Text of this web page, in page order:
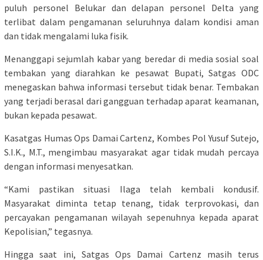
puluh personel Belukar dan delapan personel Delta yang
terlibat dalam pengamanan seluruhnya dalam kondisi aman
dan tidak mengalami luka fisik.
Menanggapi sejumlah kabar yang beredar di media sosial soal
tembakan yang diarahkan ke pesawat Bupati, Satgas ODC
menegaskan bahwa informasi tersebut tidak benar. Tembakan
yang terjadi berasal dari gangguan terhadap aparat keamanan,
bukan kepada pesawat.
Kasatgas Humas Ops Damai Cartenz, Kombes Pol Yusuf Sutejo,
S.I.K., M.T., mengimbau masyarakat agar tidak mudah percaya
dengan informasi menyesatkan.
“Kami pastikan situasi Ilaga telah kembali kondusif.
Masyarakat diminta tetap tenang, tidak terprovokasi, dan
percayakan pengamanan wilayah sepenuhnya kepada aparat
Kepolisian,” tegasnya.
Hingga saat ini, Satgas Ops Damai Cartenz masih terus